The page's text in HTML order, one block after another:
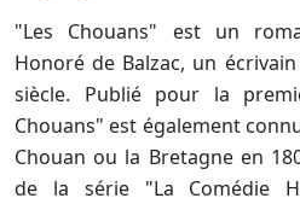
"Les Chouans" est un
Honoré de Balzac, un
siècle. Publié pour la
Chouans" est également
Chouan ou la Bretagne en
de la série "La Comédie